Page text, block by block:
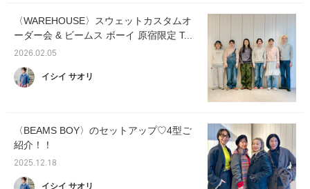
〈WAREHOUSE〉スウェットカスタムオ
ーダー会 & ビームス ボーイ 原宿限定 T...
2026.02.05
イシイ サオリ
〈BEAMS BOY〉のセットアップ♡4型ご
紹介！！
2025.12.18
イシイ サオリ